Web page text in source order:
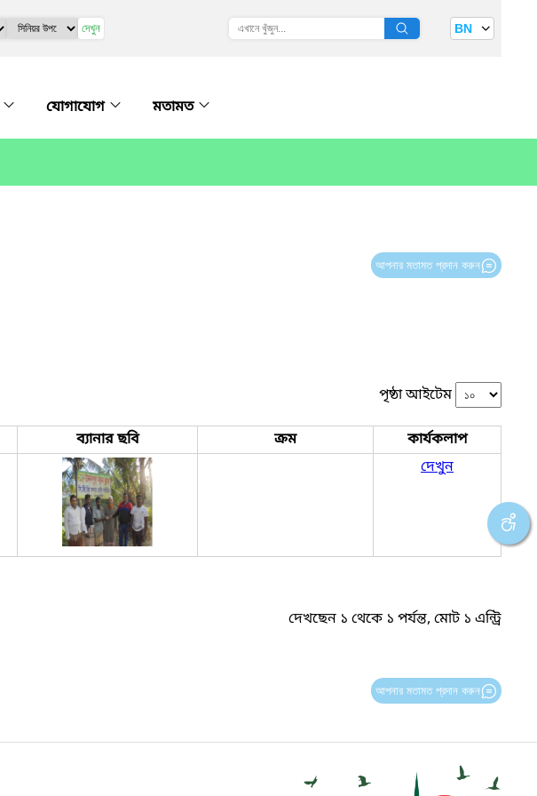
দেখুন BN
যোগাযোগ মতামত
আপনার মতামত প্রদান করুন
পৃষ্ঠা আইটেম
ব্যানার ছবি ক্রম
কার্যকলাপ
দেখুন
দেখছেন ১ থেকে ১ পর্যন্ত, মোট ১ এন্ট্রি
আপনার মতামত প্রদান করুন